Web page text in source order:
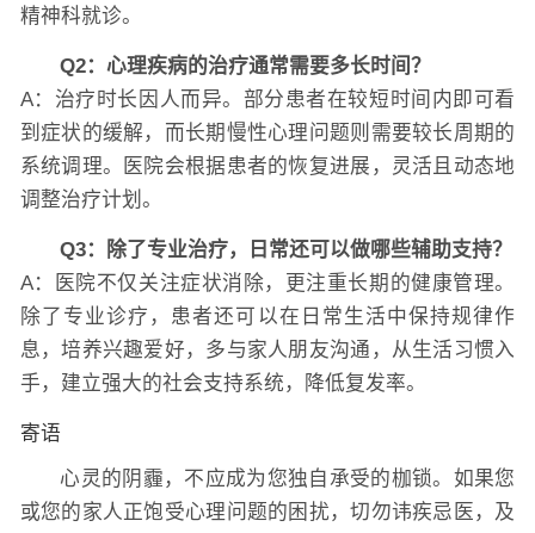
精神科就诊。
Q2：心理疾病的治疗通常需要多长时间？
A：治疗时长因人而异。部分患者在较短时间内即可看
到症状的缓解，而长期慢性心理问题则需要较长周期的
系统调理。医院会根据患者的恢复进展，灵活且动态地
调整治疗计划。
Q3：除了专业治疗，日常还可以做哪些辅助支持？
A：医院不仅关注症状消除，更注重长期的健康管理。
除了专业诊疗，患者还可以在日常生活中保持规律作
息，培养兴趣爱好，多与家人朋友沟通，从生活习惯入
手，建立强大的社会支持系统，降低复发率。
寄语
心灵的阴霾，不应成为您独自承受的枷锁。如果您
或您的家人正饱受心理问题的困扰，切勿讳疾忌医，及